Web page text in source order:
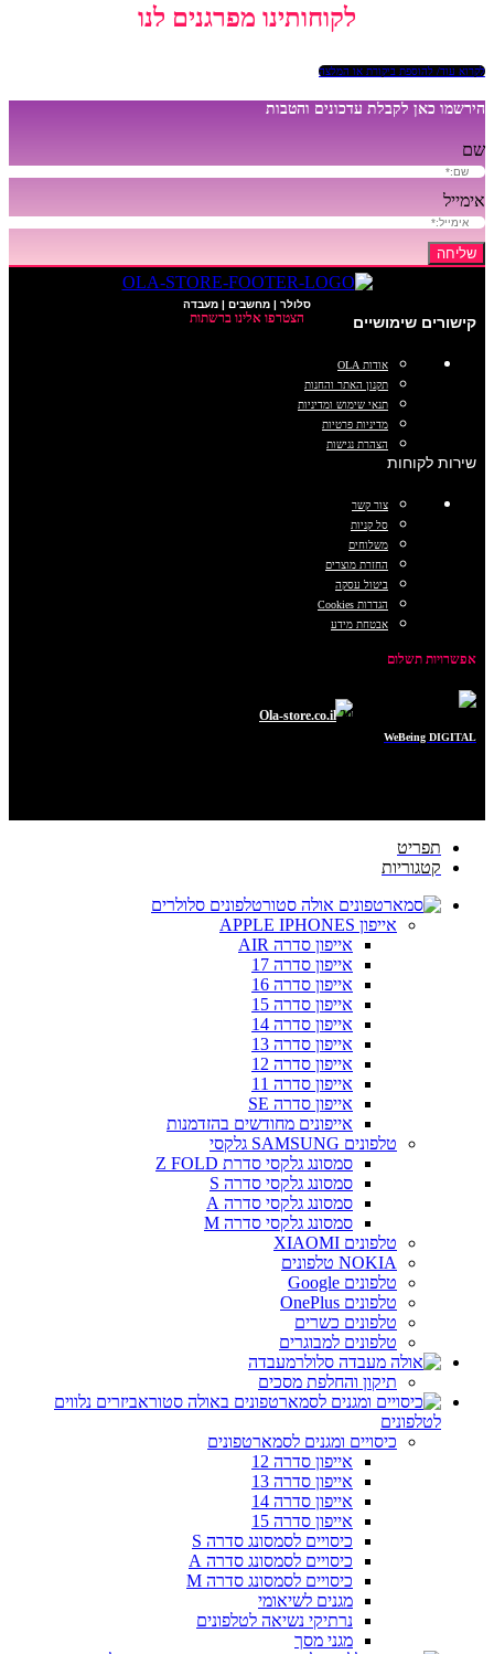
לקוחותינו מפרגנים לנו
לקרוא עוד/ להוספת ביקורת או המלצה
הירשמו כאן לקבלת עדכונים והטבות
שם
אימייל
שליחה
סלולר | מחשבים | מעבדה
הצטרפו אלינו ברשתות קישורים שימושיים
אודות OLA
תקנון האתר והחנות
תנאי שימוש ומדיניות
מדיניות פרטיות
הצהרת נגישות
שירות לקוחות
צור קשר
סל קניות
משלוחים
החזרת מוצרים
ביטול עסקה
הגדרות Cookies
אבטחת מידע
אפשרויות תשלום
Ola-store.co.il
WeBeing DIGITAL
תפריט
קטגוריות
טלפונים סלולרים
אייפון APPLE IPHONES
אייפון סדרה AIR
אייפון סדרה 17
אייפון סדרה 16
אייפון סדרה 15
אייפון סדרה 14
אייפון סדרה 13
אייפון סדרה 12
אייפון סדרה 11
אייפון סדרה SE
אייפונים מחודשים בהזדמנות
טלפונים SAMSUNG גלקסי
סמסונג גלקסי סדרת Z FOLD
סמסונג גלקסי סדרה S
סמסונג גלקסי סדרה A
סמסונג גלקסי סדרה M
טלפונים XIAOMI
NOKIA טלפונים
טלפונים Google
טלפונים OnePlus
טלפונים כשרים
טלפונים למבוגרים
מעבדה
תיקון והחלפת מסכים
אביזרים נלווים
לטלפונים
כיסויים ומגנים לסמארטפונים
אייפון סדרה 12
אייפון סדרה 13
אייפון סדרה 14
אייפון סדרה 15
כיסויים לסמסונג סדרה S
כיסויים לסמסונג סדרה A
כיסויים לסמסונג סדרה M
מגנים לשיאומי
נרתיקי נשיאה לטלפונים
מגני מסך